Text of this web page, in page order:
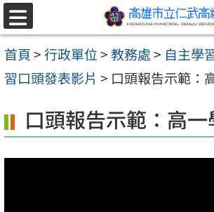
跳至主要內容區
選
單
首頁>行政單位>教務處> 自主學
習口頭發表影片 > 口頭報告示範：
口頭報告示範：高